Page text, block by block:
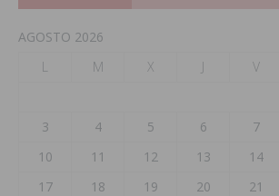
AGOSTO 2026
L
M X J V
3
4 5 6 7
10
11 12 13 14
17
18 19 20 21